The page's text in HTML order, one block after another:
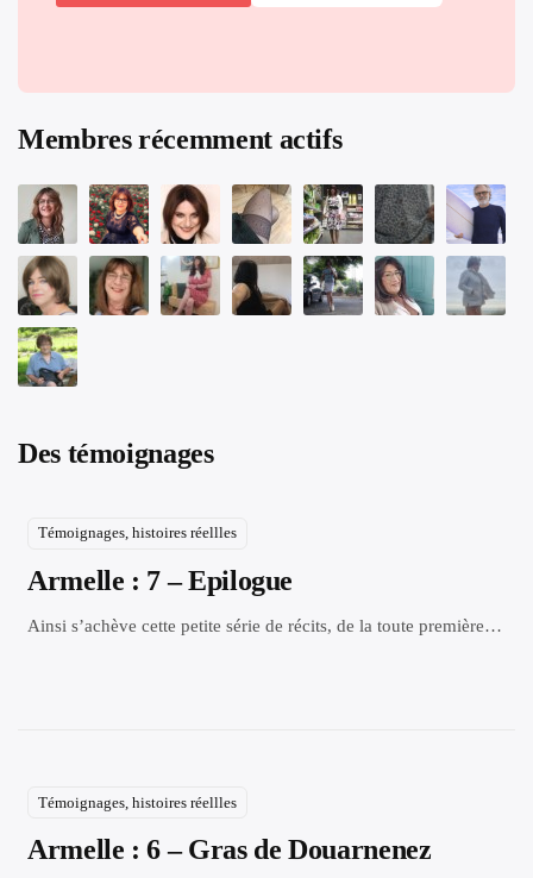
Membres récemment actifs
Des témoignages
Témoignages, histoires réellles
Armelle : 7 – Epilogue
Ainsi s’achève cette petite série de récits, de la toute première…
Témoignages, histoires réellles
Armelle : 6 – Gras de Douarnenez